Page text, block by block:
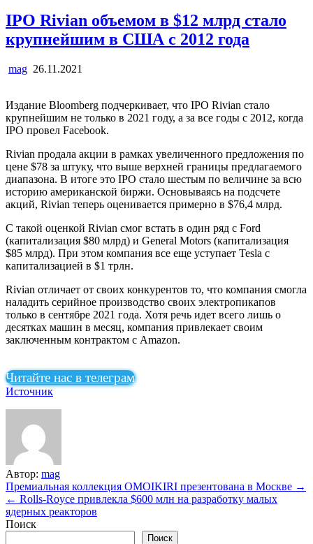
IPO Rivian объемом в $12 млрд стало
крупнейшим в США с 2012 года
mag 26.11.2021
Издание Bloomberg подчеркивает, что IPO Rivian стало
крупнейшим не только в 2021 году, а за все годы с 2012, когда
IPO провел Facebook.
Rivian продала акции в рамках увеличенного предложения по
цене $78 за штуку, что выше верхней границы предлагаемого
диапазона. В итоге это IPO стало шестым по величине за всю
историю американской биржи. Основываясь на подсчете
акций, Rivian теперь оценивается примерно в $76,4 млрд.
С такой оценкой Rivian смог встать в один ряд с Ford
(капитализация $80 млрд) и General Motors (капитализация
$85 млрд). При этом компания все еще уступает Tesla с
капитализацией в $1 трлн.
Rivian отличает от своих конкурентов то, что компания смогла
наладить серийное производство своих электропикапов
только в сентябре 2021 года. Хотя речь идет всего лишь о
десятках машин в месяц, компания привлекает своим
заключенным контрактом с Amazon.
Читайте нас в телеграм
Источник
Автор: mag
Навигация
по
записям
Премиальная коллекция OMOIKIRI презентована в Москве →
← Rolls-Royce привлекла $600 млн на разработку малых
ядерных реакторов
Поиск
Поиск